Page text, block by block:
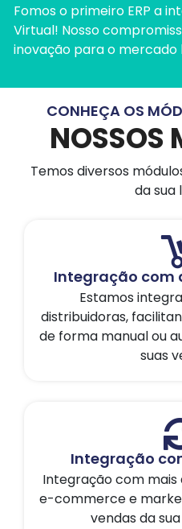
Fomos o primeiro ERP a
Virtual! Nosso
inovação para o mercado
CONHEÇA OS
NOSSOS
Temos diversos
da sua
Integração com
Estamos
distribuidoras,
de forma manual ou
suas
Integração
Integração com
e-commerce e
vendas da